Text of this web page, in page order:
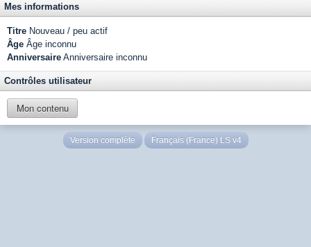
Mes informations
Titre Nouveau / peu actif
Âge Âge inconnu
Anniversaire Anniversaire inconnu
Contrôles utilisateur
Mon contenu
Version complète Français (France) LS v4